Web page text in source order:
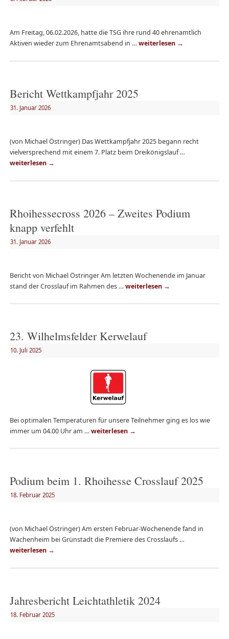
Am Freitag, 06.02.2026, hatte die TSG ihre rund 40 ehrenamtlich
Aktiven wieder zum Ehrenamtsabend in … weiterlesen →
Bericht Wettkampfjahr 2025
31. Januar 2026
(von Michael Östringer) Das Wettkampfjahr 2025 begann recht
vielversprechend mit einem 7. Platz beim Dreikönigslauf …
weiterlesen →
Rhoihessecross 2026 – Zweites Podium
knapp verfehlt
31. Januar 2026
Bericht von Michael Östringer Am letzten Wochenende im Januar
stand der Crosslauf im Rahmen des … weiterlesen →
23. Wilhelmsfelder Kerwelauf
10. Juli 2025
Bei optimalen Temperaturen für unsere Teilnehmer ging es los wie
immer um 04.00 Uhr am … weiterlesen →
Podium beim 1. Rhoihesse Crosslauf 2025
18. Februar 2025
(von Michael Östringer) Am ersten Februar-Wochenende fand in
Wachenheim bei Grünstadt die Premiere des Crosslaufs …
weiterlesen →
Jahresbericht Leichtathletik 2024
18. Februar 2025